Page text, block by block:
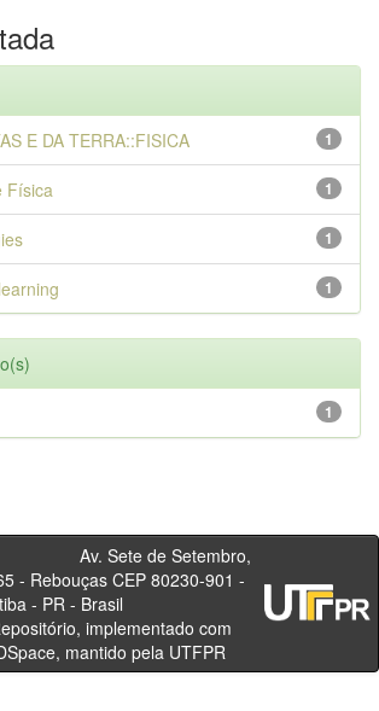
1
E DA TERRA::FISICA
1
Física
1
1
1
Sete de Setembro,
- Rebouças CEP 80230-901 -
- PR - Brasil
implementado com
mantido pela UTFPR